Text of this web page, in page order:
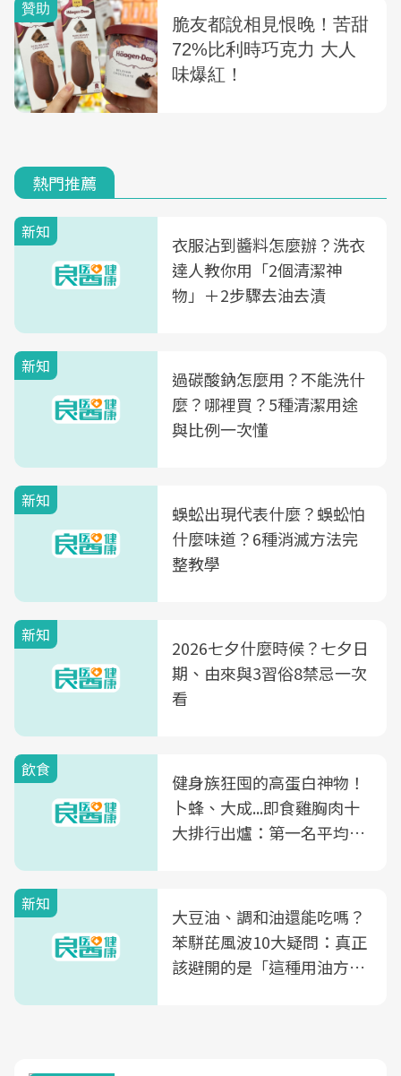
熱門推薦
新知
衣服沾到醬料怎麼辦？洗衣
達人教你用「2個清潔神
物」＋2步驟去油去漬
新知
過碳酸鈉怎麼用？不能洗什
麼？哪裡買？5種清潔用途
與比例一次懂
新知
蜈蚣出現代表什麼？蜈蚣怕
什麼味道？6種消滅方法完
整教學
新知
2026七夕什麼時候？七夕日
期、由來與3習俗8禁忌一次
看
飲食
健身族狂囤的高蛋白神物！
卜蜂、大成...即食雞胸肉十
大排行出爐：第一名平均一
新知
大豆油、調和油還能吃嗎？
苯駢芘風波10大疑問：真正
該避開的是「這種用油方